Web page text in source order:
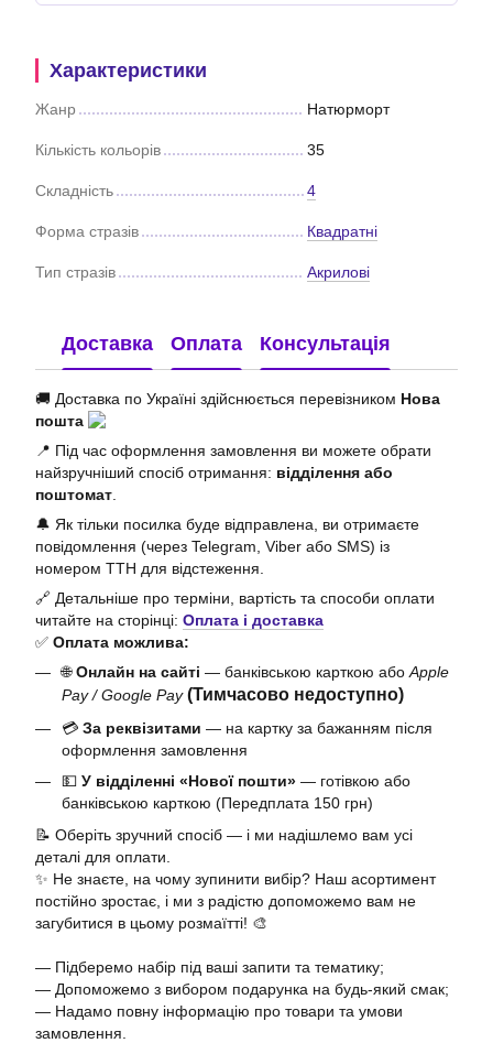
Характеристики
Жанр Натюрморт
Кількість кольорів 35
Складність 4
Форма стразів Квадратні
Тип стразів Акрилові
Доставка Оплата Консультація
🚚 Доставка по Україні здійснюється перевізником Нова
пошта
📍 Під час оформлення замовлення ви можете обрати
найзручніший спосіб отримання: відділення або
поштомат.
🔔 Як тільки посилка буде відправлена, ви отримаєте
повідомлення (через Telegram, Viber або SMS) із
номером ТТН для відстеження.
🔗 Детальніше про терміни, вартість та способи оплати
читайте на сторінці: Оплата і доставка
✅ Оплата можлива:
🌐Онлайн на сайті — банківською карткою абоApple
Pay / Google Pay (Тимчасово недоступно)
💳 За реквізитами — на картку за бажанням після
оформлення замовлення
💵 У відділенні «Нової пошти» — готівкою або
банківською карткою (Передплата 150 грн)
📝 Оберіть зручний спосіб — і ми надішлемо вам усі
деталі для оплати.
✨ Не знаєте, на чому зупинити вибір? Наш асортимент
постійно зростає, і ми з радістю допоможемо вам не
загубитися в цьому розмаїтті! 🎨
— Підберемо набір під ваші запити та тематику;
— Допоможемо з вибором подарунка на будь-який смак;
— Надамо повну інформацію про товари та умови
замовлення.